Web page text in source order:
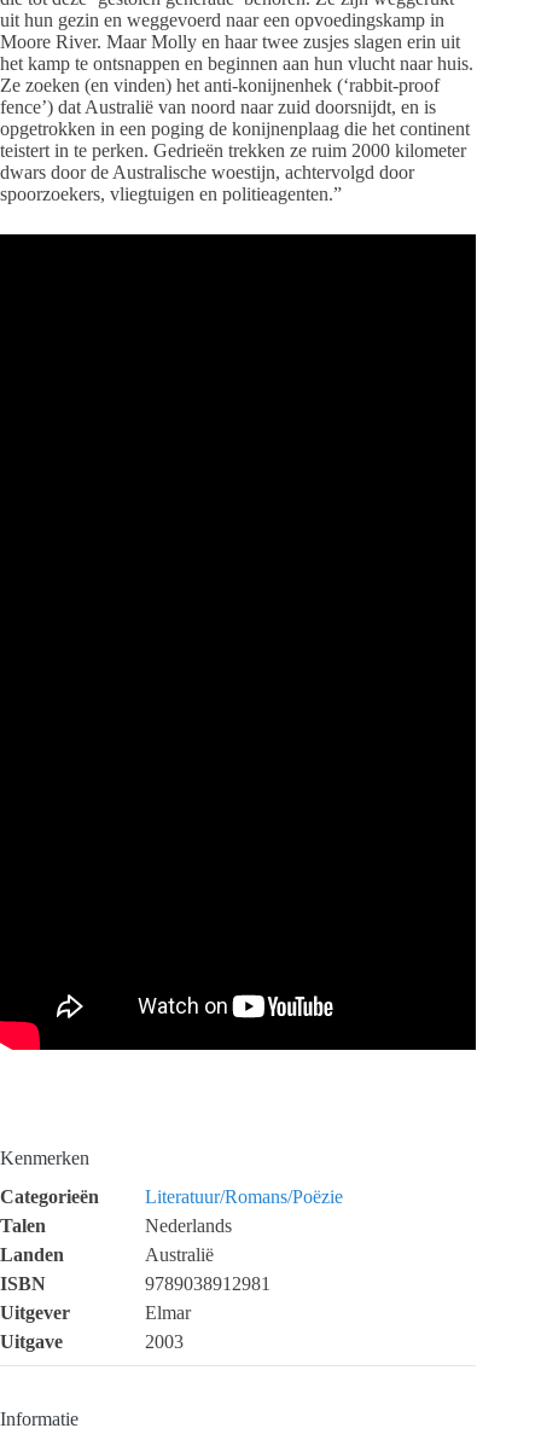
uit hun gezin en weggevoerd naar een opvoedingskamp in
Moore River. Maar Molly en haar twee zusjes slagen erin uit
het kamp te ontsnappen en beginnen aan hun vlucht naar huis.
Ze zoeken (en vinden) het anti-konijnenhek (‘rabbit-proof
fence’) dat Australië van noord naar zuid doorsnijdt, en is
opgetrokken in een poging de konijnenplaag die het continent
teistert in te perken. Gedrieën trekken ze ruim 2000 kilometer
dwars door de Australische woestijn, achtervolgd door
spoorzoekers, vliegtuigen en politieagenten.”
Kenmerken
Categorieën
Literatuur/Romans/Poëzie
Talen
Nederlands
Landen
Australië
ISBN
9789038912981
Uitgever
Elmar
Uitgave
2003
Informatie